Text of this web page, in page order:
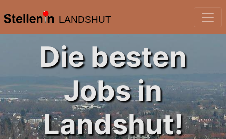
LANDSHUT
Die besten
Jobs in
Landshut!